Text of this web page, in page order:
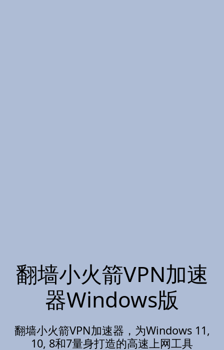
翻墙小火箭VPN加速
器Windows版
翻墙小火箭VPN加速器，为Windows 11,
10, 8和7量身打造的高速上网工具